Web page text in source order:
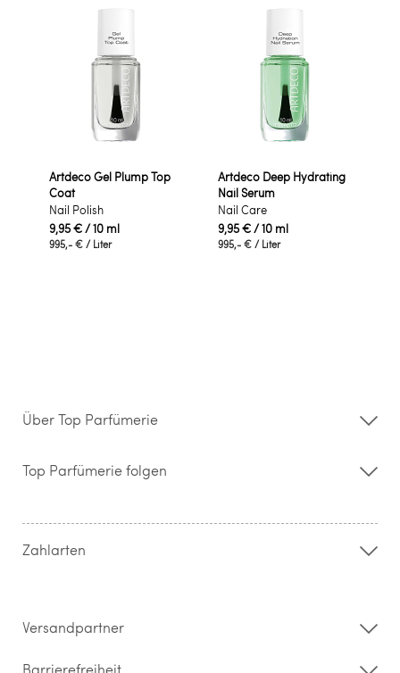
Artdeco Gel Plump Top
Coat
Nail Polish
9,95 €/ 10 ml
995,- € / Liter
Artdeco Deep Hydrating
Nail Serum
Nail Care
9,95 €/ 10 ml
995,- € / Liter
Über Top Parfümerie
Storefinder
Kontakt
Widerrufsrecht & Rückgabebedingungen
Top Parfümerie folgen
Zahlarten
Versandpartner
Barrierefreiheit